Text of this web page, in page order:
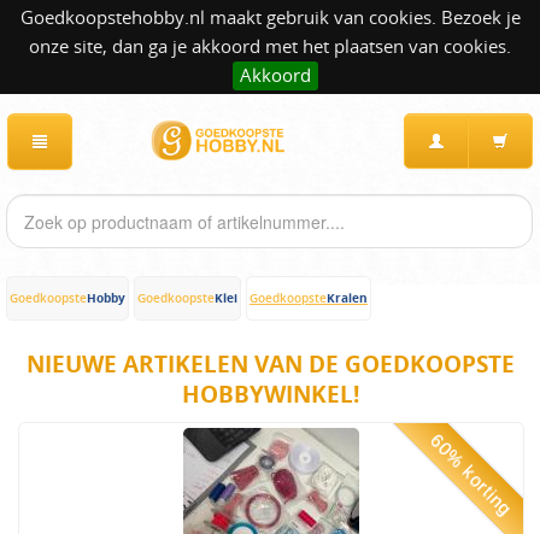
Goedkoopstehobby.nl maakt gebruik van cookies. Bezoek je
onze site, dan ga je akkoord met het plaatsen van cookies.
Akkoord
GoedkoopsteHobby GoedkoopsteKlei GoedkoopsteKralen
NIEUWE ARTIKELEN VAN DE GOEDKOOPSTE
HOBBYWINKEL!
60% korting